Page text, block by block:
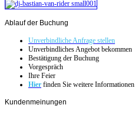
Ablaufder Buchung
Unverbindliche Anfrage stellen
Unverbindliches Angebot bekommen
Bestätigung der Buchung
Vorgespräch
Ihre Feier
Hier finden Sie weitere Informationen
Kundenmeinungen